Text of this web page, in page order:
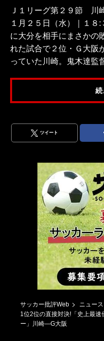
Ｊ１リーグ第２９節 川
１月２５日（水）｜１
に大分を相手にまさかの
れた試合で２位・Ｇ大阪
っていた川崎。鬼木達監
続
ツイート
サッカー批評Web ニュース
1位2位の直接対決!「史上最
ー」川崎―G大阪